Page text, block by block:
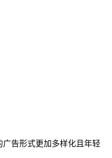
告形式更加多样化且年轻